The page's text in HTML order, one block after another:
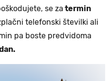
se za termin
telefonski številki ali
pa boste predvidoma